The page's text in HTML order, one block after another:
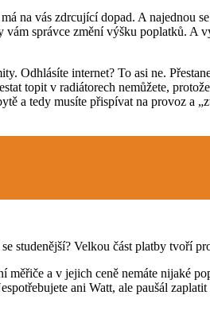
na vás zdrcující dopad. A
správce změní výšku poplatků. A
Odhlásíte internet? To asi ne.
topit v radiátorech nemůžete,
a tedy musíte přispívat na provoz a
studenější? Velkou část platby tvoří
měřiče a v jejich ceně nemáte nijaké
ani Watt, ale paušál zaplatit